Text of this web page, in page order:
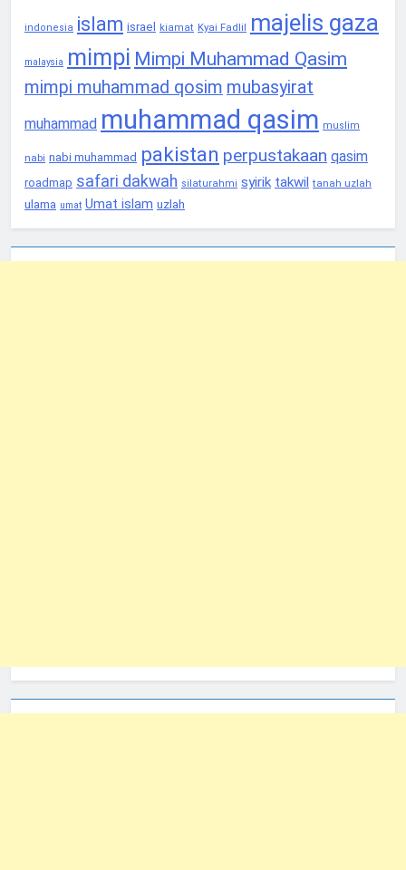
indonesia islam israel kiamat Kyai Fadlil majelis gaza
malaysia mimpi Mimpi Muhammad Qasim
mimpi muhammad qosim mubasyirat
muhammad muhammad qasim muslim
nabi nabi muhammad pakistan perpustakaan qasim
roadmap safari dakwah silaturahmi syirik takwil tanah uzlah
ulama umat Umat islam uzlah